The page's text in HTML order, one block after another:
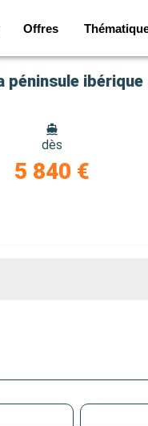
Offres
péninsule
dès
5 840 €